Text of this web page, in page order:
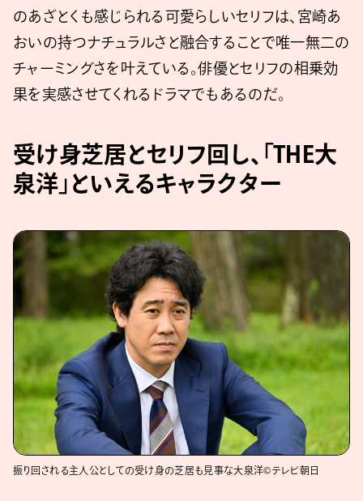
のあざとくも感じられる可愛らしいセリフは、宮崎あ
おいの持つナチュラルさと融合することで唯一無二の
チャーミングさを叶えている。俳優とセリフの相乗効
果を実感させてくれるドラマでもあるのだ。
受け身芝居とセリフ回し、「THE大
泉洋」といえるキャラクター
振り回される主人公としての受け身の芝居も見事な大泉洋©テレビ朝日